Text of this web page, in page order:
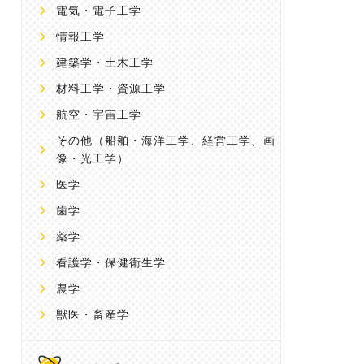
電気・電子工学
情報工学
建築学・土木工学
材料工学・資源工学
航空・宇宙工学
その他 （船舶・海洋工学、経営工学、画
像・光工学）
医学
歯学
薬学
看護学・保健衛生学
農学
獣医・畜産学